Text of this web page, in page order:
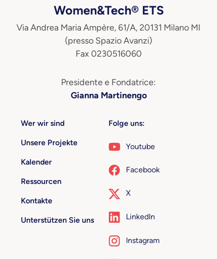
Women&Tech® ETS
Via Andrea Maria Ampère, 61/A, 20131 Milano MI
(presso Spazio Avanzi)
Fax 0230516060
Presidente e Fondatrice:
Gianna Martinengo
Wer wir sind
Unsere Projekte
Kalender
Ressourcen
Kontakte
Unterstützen Sie uns
Folge uns:
Youtube
Facebook
X
LinkedIn
Instagram